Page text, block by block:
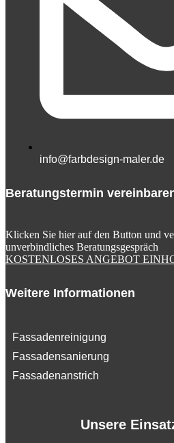
info@farbdesign-maler.de
Beratungstermin
Klicken Sie hier auf den Button und
unverbindliches Beratungsgespräch
KOSTENLOSES ANGEBOT
Weitere Informationen
Fassadenreinigung
Fassadensanierung
Fassadenanstrich
Unsere